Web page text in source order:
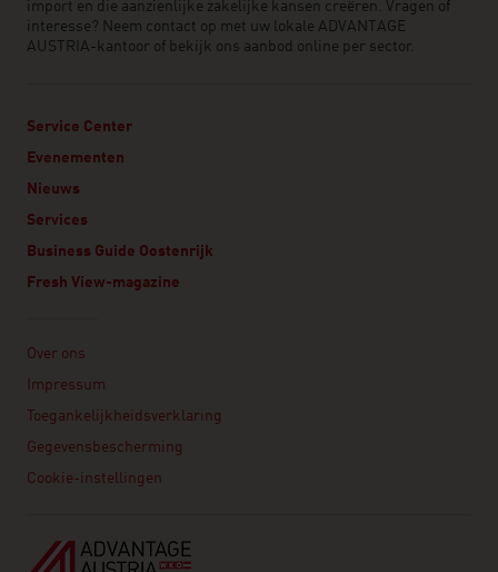
import en die aanzienlijke zakelijke kansen creëren. Vragen of
interesse? Neem contact op met uw lokale ADVANTAGE
AUSTRIA-kantoor of bekijk ons aanbod online per sector.
Service Center
Evenementen
Nieuws
Services
Business Guide Oostenrijk
Fresh View-magazine
Over ons
Impressum
Toegankelijkheidsverklaring
Gegevensbescherming
Cookie-instellingen